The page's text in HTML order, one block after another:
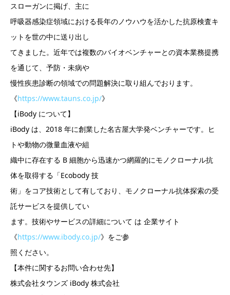
スローガンに掲げ、主に
呼吸器感染症領域における⾧年のノウハウを活かした抗原検査キ
ットを世の中に送り出し
てきました。近年では複数のバイオベンチャーとの資本業務提携
を通じて、予防・未病や
慢性疾患診断の領域での問題解決に取り組んでおります。
《https://www.tauns.co.jp/》
【iBody について】
iBody は、2018 年に創業した名古屋大学発ベンチャーです。ヒ
トや動物の微量血液や組
織中に存在する B 細胞から迅速かつ網羅的にモノクローナル抗
体を取得する「Ecobody 技
術」をコア技術として有しており、モノクローナル抗体探索の受
託サービスを提供してい
ます。技術やサービスの詳細について は 企業サイト
《https://www.ibody.co.jp/》をご参
照ください。
【本件に関するお問い合わせ先】
株式会社タウンズ iBody 株式会社